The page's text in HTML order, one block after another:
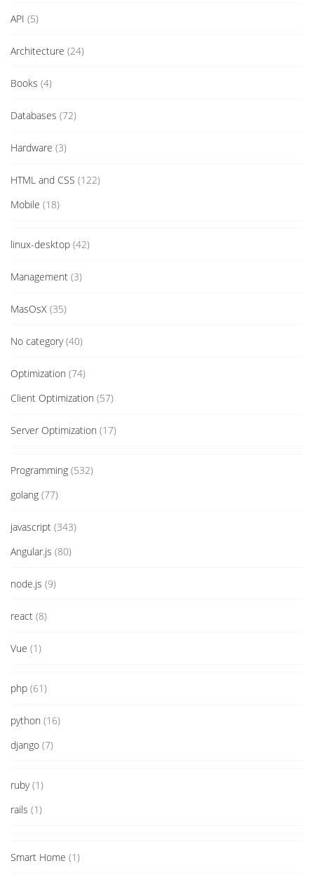
API (5)
Architecture (24)
Books (4)
Databases (72)
Hardware (3)
HTML and CSS (122)
Mobile (18)
linux-desktop (42)
Management (3)
MasOsX (35)
No category(40)
Optimization (74)
Client Optimization (57)
Server Optimization (17)
Programming (532)
golang (77)
javascript (343)
Angular.js (80)
node.js (9)
react (8)
Vue (1)
php (61)
python (16)
django (7)
ruby(1)
rails (1)
Smart Home (1)